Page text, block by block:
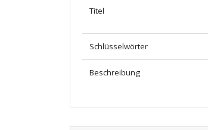
Titel
Schlüsselwörter
Beschreibung